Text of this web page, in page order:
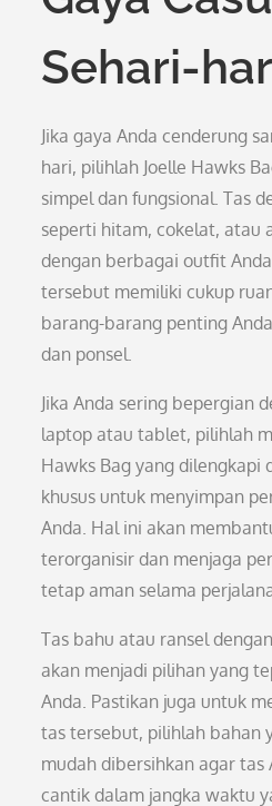
Sehari-
Jika gaya Anda cenderung
hari, pilihlah Joelle Hawks
simpel dan fungsional. Tas
seperti hitam, cokelat, atau
dengan berbagai outfit
tersebut memiliki cukup
barang-barang penting
dan ponsel.
Jika Anda sering bepergian
laptop atau tablet, pilihlah
Hawks Bag yang dilengkapi
khusus untuk menyimpan
Anda. Hal ini akan
terorganisir dan menjaga
tetap aman selama
Tas bahu atau ransel
akan menjadi pilihan yang
Anda. Pastikan juga untuk
tas tersebut, pilihlah bahan
mudah dibersihkan agar
cantik dalam jangka waktu